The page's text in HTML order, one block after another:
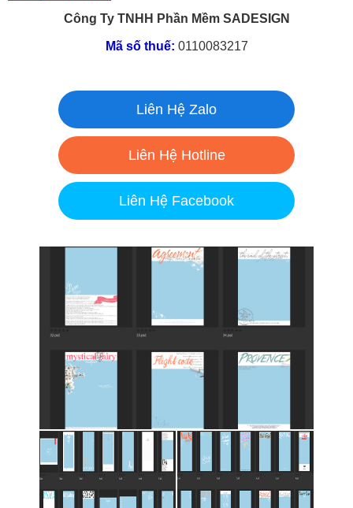
Công Ty TNHH Phần Mềm SADESIGN
Mã số thuế: 0110083217
Liên Hệ Zalo
Liên Hệ Hotline
Liên Hệ Facebook